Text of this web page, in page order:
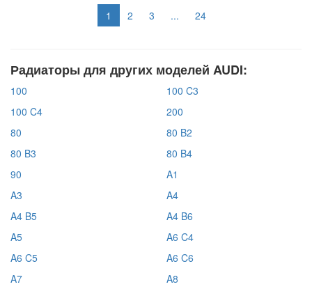
1 2 3 ... 24
Радиаторы для других моделей AUDI:
100
100 C3
100 C4
200
80
80 B2
80 B3
80 B4
90
A1
A3
A4
A4 B5
A4 B6
A5
A6 C4
A6 C5
A6 C6
A7
A8